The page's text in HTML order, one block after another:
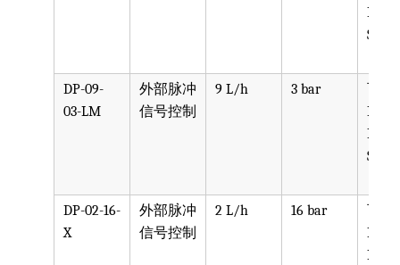
PVDF,
SST,
DP-09-
03-LM
外部脉冲
信号控制
9 L/h 3 bar
可选
PPV,
PVDF,
SST,
DP-02-16-
X
外部脉冲
信号控制
2 L/h 16 bar
可选
PPV,
PVDF,